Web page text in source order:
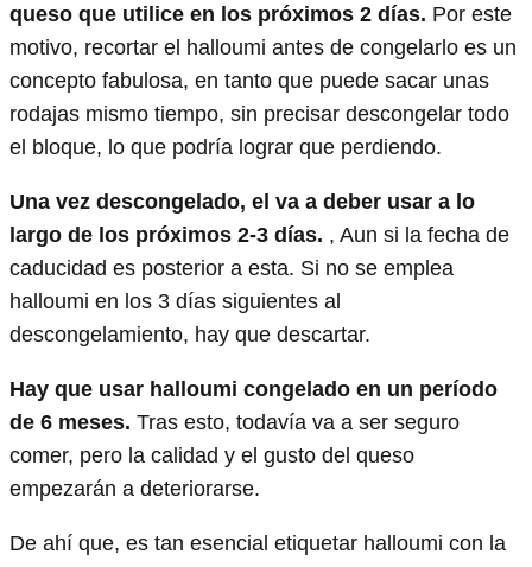
queso que utilice en los próximos 2 días. Por este
motivo, recortar el halloumi antes de congelarlo es un
concepto fabulosa, en tanto que puede sacar unas
rodajas mismo tiempo, sin precisar descongelar todo
el bloque, lo que podría lograr que perdiendo.
Una vez descongelado, el va a deber usar a lo
largo de los próximos 2-3 días. , Aun si la fecha de
caducidad es posterior a esta. Si no se emplea
halloumi en los 3 días siguientes al
descongelamiento, hay que descartar.
Hay que usar halloumi congelado en un período
de 6 meses. Tras esto, todavía va a ser seguro
comer, pero la calidad y el gusto del queso
empezarán a deteriorarse.
De ahí que, es tan esencial etiquetar halloumi con la